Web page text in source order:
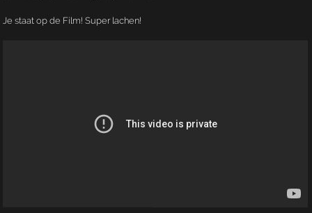
Je staat op de Film! Super lachen!